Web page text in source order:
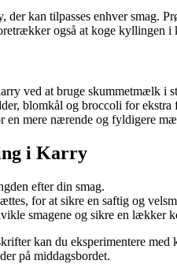
kan tilpasses enhver smag.
også at koge kyllingen i
ved at bruge skummetmælk i
blomkål og broccoli for ekstra
en mere nærende og fyldigere
i Karry
efter din smag.
for at sikre en saftig og
smagene og sikre en lækker
kan du eksperimentere
på middagsbordet.